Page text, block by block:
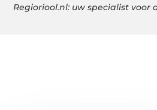
Regioriool.nl: uw specialist